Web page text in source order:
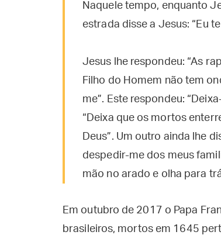
Naquele tempo, enquanto
estrada disse a Jesus: “Eu
Jesus lhe respondeu: “As
Filho do Homem não tem
me”. Este respondeu:
“Deixa que os mortos
Deus”. Um outro ainda lhe
despedir-me dos meus
mão no arado e olha para
Em outubro de 2017 o Papa
brasileiros, mortos em 1645